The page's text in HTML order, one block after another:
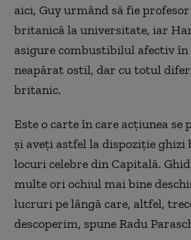
aici, Guy urmând să fie
britanică la universitate, iar
asigure combustibilul afectiv în
neapărat ostil, dar cu totul
britanic.
Este o carte în care acțiunea se
și aveți astfel la dispoziție
locuri celebre din Capitală.
multe ori ochiul mai bine
lucruri pe lângă care, altfel,
descoperim, spune Radu